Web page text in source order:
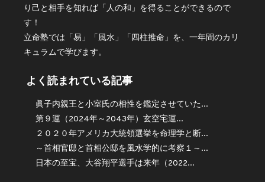
り己と相手を知れば「人の和」を得ることができるので
す！
立命塾では「易」「風水」「四柱推命」を、一年間のカリ
キュラムで学びます。
よく読まれている記事
眞子内親王と小室氏の相性を鑑定させていた...
第９運（2024年～2043年）玄空宅運...
２０２０年アメリカ大統領選挙を命理学と断...
～首相官邸と首相公邸を風水学的に考察１～...
日本の至宝、大谷翔平選手は来年（2022...